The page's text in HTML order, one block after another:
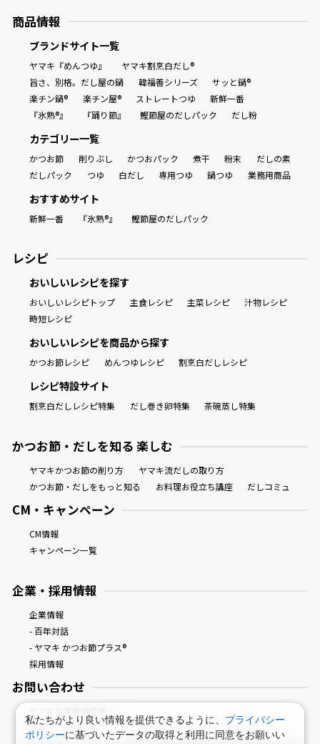
商品情報
ブランドサイト一覧
ヤマキ『めんつゆ』
ヤマキ割烹白だし®
旨さ、別格。だし屋の鍋
韓福善シリーズ
サッと鍋®
楽チン鍋®
楽チン屋® ストレートつゆ
新鮮一番
『氷熟®』
『踊り節』 鰹節屋のだしパック だし粉
カテゴリー一覧
かつお節 削りぶし かつおパック 煮干 粉末
だしの素
だしパック
つゆ 白だし 専用つゆ 鍋つゆ 業務用商品
おすすめサイト
新鮮一番 『氷熟®』 鰹節屋のだしパック
レシピ
おいしいレシピを探す
おいしいレシピトップ 主食レシピ 主菜レシピ
汁物レシピ
時短レシピ
おいしいレシピを商品から探す
かつお節レシピ めんつゆレシピ 割烹白だしレシピ
レシピ特設サイト
割烹白だしレシピ特集 だし巻き卵特集 茶碗蒸し特集
かつお節・だしを知る 楽しむ
ヤマキかつお節の削り方
ヤマキ流だしの取り方
かつお節・だしをもっと知る
お料理お役立ち講座 だしコミュ
CM・キャンペーン
CM情報
キャンペーン一覧
企業・採用情報
企業情報
- 百年対話
- ヤマキ かつお節プラス®
採用情報
お問い合わせ
私たちがより良い情報を提供できるように、 プライバシー
ポリシーに基づいたデータの取得と利用に同意をお願いい